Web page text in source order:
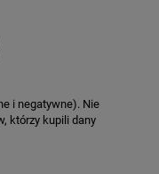
i negatywne). Nie
którzy kupili dany